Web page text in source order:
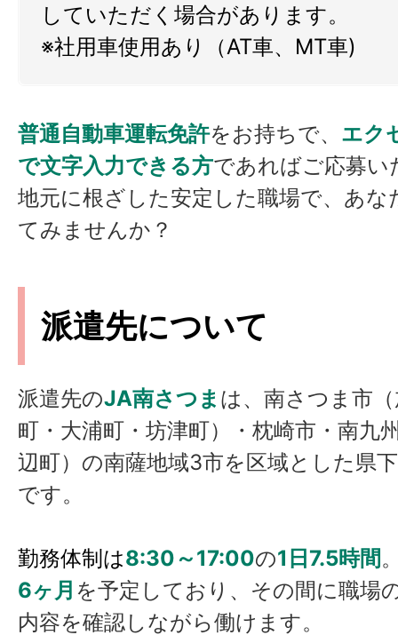
していただく場合があります。
※社用車使用あり（AT車、MT車)
普通自動車運転免許をお持ちで、 エク
で文字入力できる方であればご応募い
地元に根ざした安定した職場で、あな
てみませんか？
派遣先について
派遣先のJA南さつま は、南さつま市
町・大浦町・坊津町）・枕崎市・南九
辺町）の南薩地域3市を区域とした県
です。
勤務体制は8:30～17:00の1日7.5時間
6ヶ月 を予定しており、その間に職場
内容を確認しながら働けます。